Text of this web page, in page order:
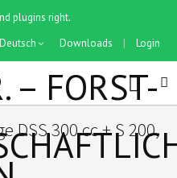
plugins right.
Downloads
| Login
Deutsch
DSS 300 cc + S 200,